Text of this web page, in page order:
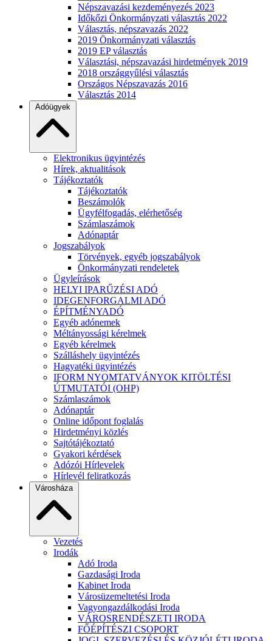
Népszavazási kezdeményezés 2023
Időkőzi Önkormányzati választás 2022
Választás, népszavazás 2022
2019 Önkormányzati választás
2019 EP választás
Választási, népszavazási hirdetmények 2019
2018 országgyűlési választás
Országos Népszavazás 2016
Választás 2014
Adóügyek
Elektronikus ügyintézés
Hírek, aktualitások
Tájékoztatók
Tájékoztatók
Beszámolók
Ügyfélfogadás, elérhetőség
Számlaszámok
Adónaptár
Jogszabályok
Törvények, egyéb jogszabályok
Önkormányzati rendeletek
Ügyleírások
HELYI IPARŰZÉSI ADÓ
IDEGENFORGALMI ADÓ
ÉPÍTMÉNYADÓ
Egyéb adónemek
Méltányossági kérelmek
Egyéb kérelmek
Szálláshely ügyintézés
Hagyatéki ügyintézés
IFORM NYOMTATVÁNYOK KITÖLTÉSI
ÚTMUTATÓI (OHP)
Számlaszámok
Adónaptár
Online időpont foglalás
Hirdetményi közlés
Sajtótájékoztató
Gyakori kérdések
Adózói Hírlevelek
Hírlevél feliratkozás
Városháza
Vezetés
Irodák
Adó Iroda
Gazdasági Iroda
Kabinet Iroda
Városüzemeltetési Iroda
Vagyongazdálkodási Iroda
VÁROSRENDÉSZETI IRODA
FŐÉPÍTÉSZI CSOPORT